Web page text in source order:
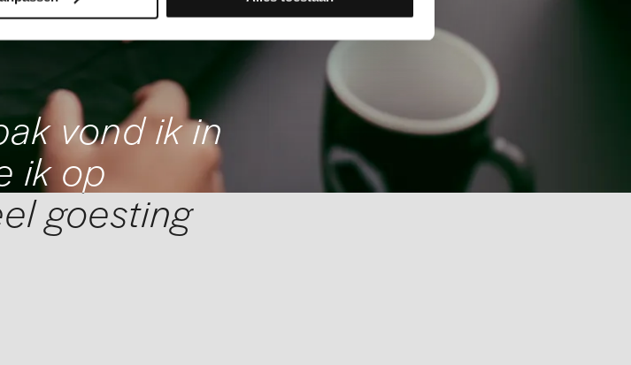
vond ik in
ik op
goesting